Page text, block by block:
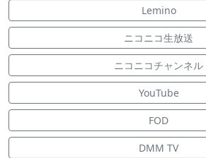
Lemino
ニコニコ生放送
ニコニコチャンネル
YouTube
FOD
DMM TV